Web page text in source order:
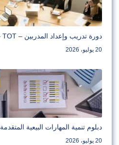
دورة تدريب وإعداد المدربين – TOT –
20 يوليو، 2026
دبلوم تنمية المهارات البيعية المتقدمة
20 يوليو، 2026